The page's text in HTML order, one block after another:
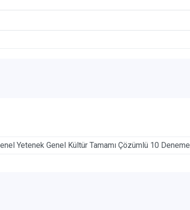
Yetenek Genel Kültür Tamamı Çözümlü 10 Deneme